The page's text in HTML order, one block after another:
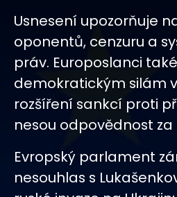
Usnesení upozorňuje
oponentů, cenzuru a
práv. Europoslanci
demokratickým silám v
rozšíření sankcí proti
nesou odpovědnost
Evropský parlament
nesouhlas s